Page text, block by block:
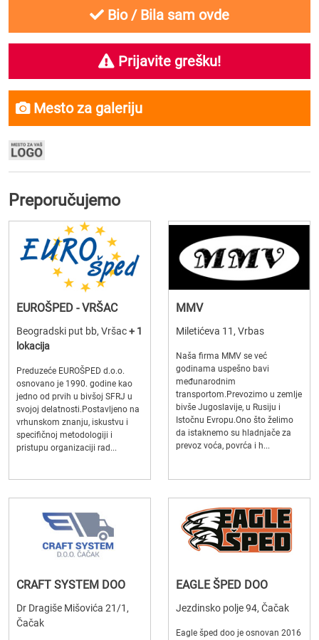
Bio / Bila sam ovde
Prijavite grešku!
Mesto za galeriju
Preporučujemo
EUROŠPED - VRŠAC
Beogradski put bb, Vršac+ 1
lokacija
Preduzeće EUROŠPED d.o.o.
osnovano je 1990. godine kao
jedno od prvih u bivšoj SFRJ u
svojoj delatnosti.Postavljeno na
vrhunskom znanju, iskustvu i
specifičnoj metodologiji i
pristupu organizaciji rad...
MMV
Miletićeva 11, Vrbas
Naša firma MMV se već
godinama uspešno bavi
međunarodnim
transportom.Prevozimo u zemlje
bivše Jugoslavije, u Rusiju i
Istočnu Evropu.Ono što želimo
da istaknemo su hladnjače za
prevoz voća, povrća i h...
CRAFT SYSTEM DOO
Dr Dragiše Mišovića 21/1,
Čačak
EAGLE ŠPED DOO
Jezdinsko polje 94, Čačak
Eagle šped doo je osnovan 2016